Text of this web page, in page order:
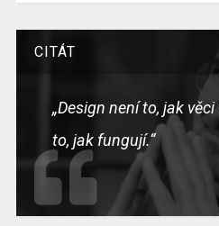
CITÁT
„Design není to, jak
to, jak fungují.“